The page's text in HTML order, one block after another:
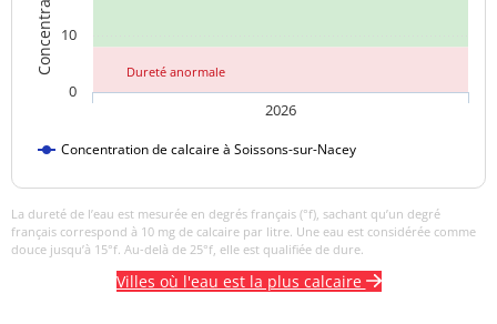
Température de
mesure du pH
20,6 °C
Titre hydrotimétrique
Turbidité
Dureté anormale
Concentration de calcaire à Soissons-sur-Nacey
2026
0
10
La dureté de l’eau est mesurée en degrés français (°f), sachant qu’un degré
français correspond à 10 mg de calcaire par litre. Une eau est considérée comme
douce jusqu’à 15°f. Au-delà de 25°f, elle est qualifiée de dure.
Villes où l'eau est la plus calcaire